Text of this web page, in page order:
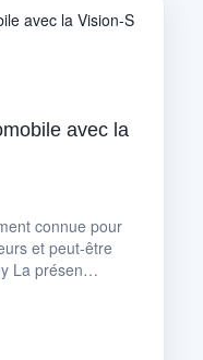
avec la
connue pour
et peut-être
La présen…